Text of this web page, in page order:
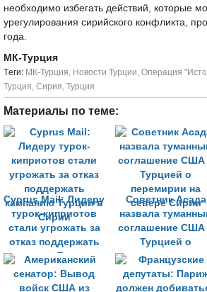
необходимо избегать действий, которые
урегулирования сирийского конфликта,
года.
МК-Турция
Tеги: МК-Турция, Новости Турции, Операция
Турция, Сирия, Турция
Материалы по теме:
Cyprus Mail: Лидеру
турок-киприотов
стали угрожать за
отказ поддержать
кампанию Турции в
Сирии
Советник Асада
назвала
соглашение США
Турцией о
перемирии на
севере Сирии